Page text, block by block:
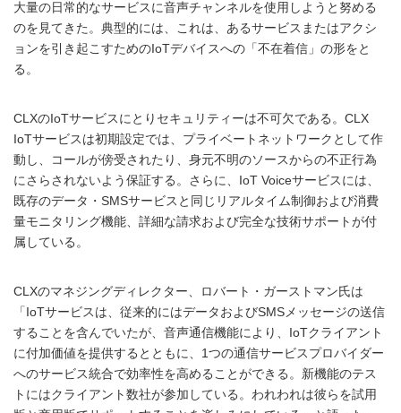
大量の日常的なサービスに音声チャンネルを使用しようと努める
のを見てきた。典型的には、これは、あるサービスまたはアクシ
ョンを引き起こすためのIoTデバイスへの「不在着信」の形をと
る。
CLXのIoTサービスにとりセキュリティーは不可欠である。CLX
IoTサービスは初期設定では、プライベートネットワークとして作
動し、コールが傍受されたり、身元不明のソースからの不正行為
にさらされないよう保証する。さらに、IoT Voiceサービスには、
既存のデータ・SMSサービスと同じリアルタイム制御および消費
量モニタリング機能、詳細な請求および完全な技術サポートが付
属している。
CLXのマネジングディレクター、ロバート・ガーストマン氏は
「IoTサービスは、従来的にはデータおよびSMSメッセージの送信
することを含んでいたが、音声通信機能により、IoTクライアント
に付加価値を提供するとともに、1つの通信サービスプロバイダー
へのサービス統合で効率性を高めることができる。新機能のテス
トにはクライアント数社が参加している。われわれは彼らを試用